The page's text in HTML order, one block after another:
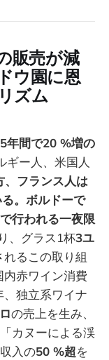
売が減
ウ園に恩
ズム
5年間で20 %増の
ギー人、米国人
、フランス人は
。ボルドーで
行われる一夜限
、グラス1杯3ユ
るこの取り組
赤ワイン消費
独立系ワイナ
の売上を生み、
カヌーによる渓
入の50 %超を